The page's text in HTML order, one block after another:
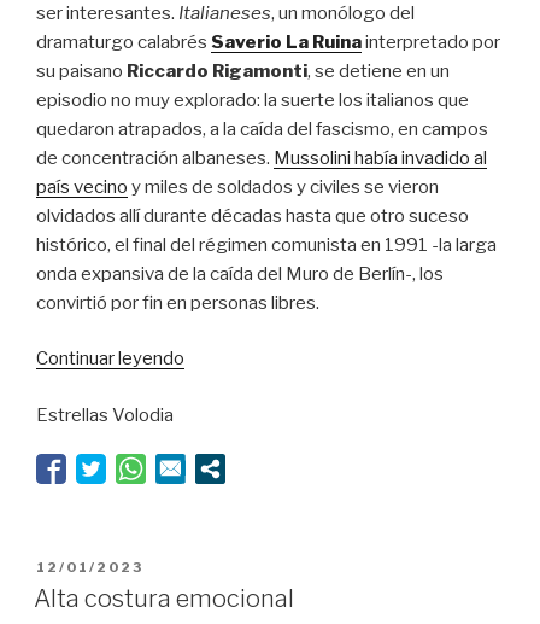
ser interesantes. Italianeses, un monólogo del
dramaturgo calabrés Saverio La Ruinainterpretado por
su paisano Riccardo Rigamonti, se detiene en un
episodio no muy explorado: la suerte los italianos que
quedaron atrapados, a la caída del fascismo, en campos
de concentración albaneses. Mussolini había invadido al
país vecino y miles de soldados y civiles se vieron
olvidados allí durante décadas hasta que otro suceso
histórico, el final del régimen comunista en 1991 -la larga
onda expansiva de la caída del Muro de Berlín-, los
convirtió por fin en personas libres.
Continuar leyendo
tan
Estrellas Volodia
PUBLICADO
EL
12/01/2023
Alta costura emocional